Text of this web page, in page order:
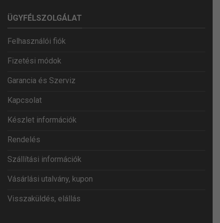
ÜGYFÉLSZOLGÁLAT
Felhasználói fiók
Fizetési módok
Garancia és Szerviz
Kapcsolat
Készlet információk
Rendelés
Szállítási információk
Vásárlási utalvány, kupon
Visszaküldés, elállás